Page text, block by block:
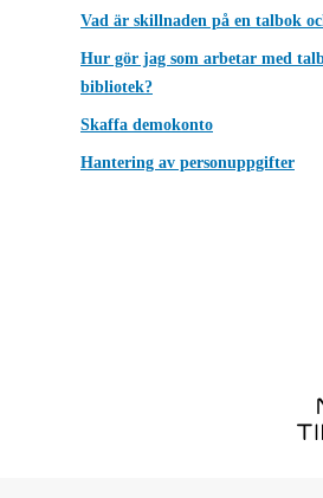
Vad är skillnaden på en talbok
Hur gör jag som arbetar med
bibliotek?
Skaffa demokonto
Hantering av personuppgifter